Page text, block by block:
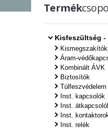
Termék
Kisfeszültség -
Kismegszakítók
Áram-
Kombinált ÁVK
Biztosítók
Túlfeszvédelem
Inst. kapcsolók
Inst.
Inst.
Inst. relék